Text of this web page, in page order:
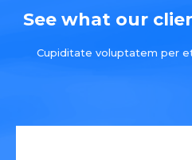
See what our
Cupiditate voluptatem per